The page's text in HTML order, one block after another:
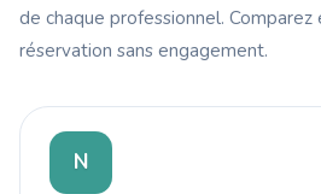
de chaque professionnel. Comparez
réservation sans engagement.
N